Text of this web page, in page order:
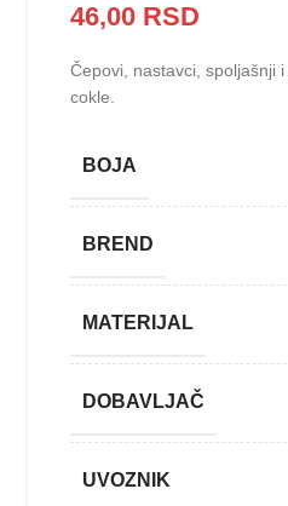
46,00 RSD
Čepovi, nastavci, spoljašnji
cokle.
BOJA
BREND
MATERIJAL
DOBAVLJAČ
UVOZNIK